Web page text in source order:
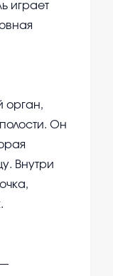
играет
орган,
Он
Внутри